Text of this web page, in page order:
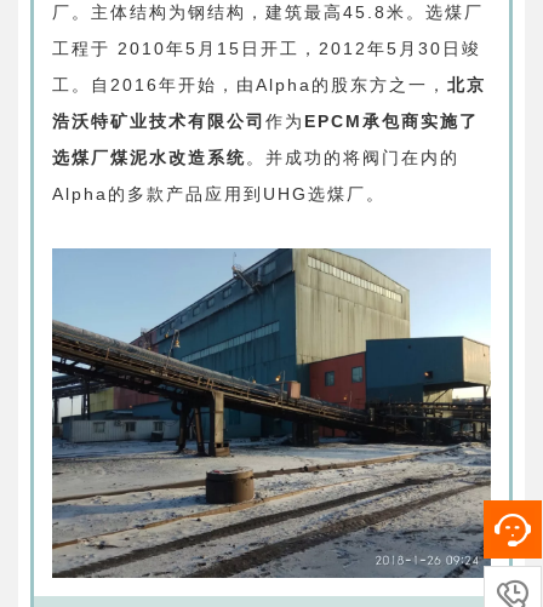
厂。 主体结构为钢结构，建筑最高45.8米。选煤厂
工程于 2010年5 月 15 日开工， 2012年5 月 30 日竣
工。
自 2016年开始，由Alpha 的股东方之一， 北京
浩沃特矿业技术有限公司 作为 EPCM承包商实施了
选煤厂煤泥水改造系统。并成功的将阀门在内的
Alpha 的多款产品应用到 UHG选煤厂。
